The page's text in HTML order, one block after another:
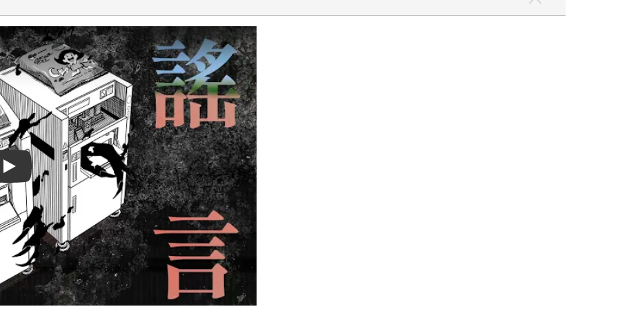
Play video